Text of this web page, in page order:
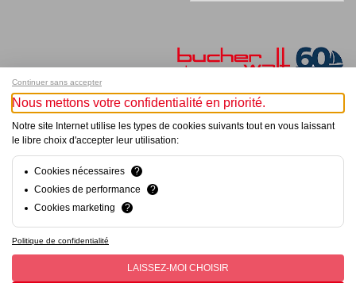
Melde dich für unseren Newsletter an!
© Bucher+Walt 2011-2026
hsolutions.ch
Continuer sans accepter
Nous mettons votre confidentialité en priorité.
Notre site Internet utilise les types de cookies suivants tout en vous laissant
le libre choix d'accepter leur utilisation:
Cookies nécessaires
?
Cookies de performance
?
Cookies marketing
?
Politique de confidentialité
LAISSEZ-MOI CHOISIR